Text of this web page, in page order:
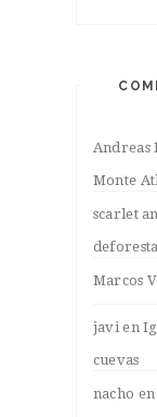
Andreas
Monte
scarlet
Marcos
javien
cuevas
nacho